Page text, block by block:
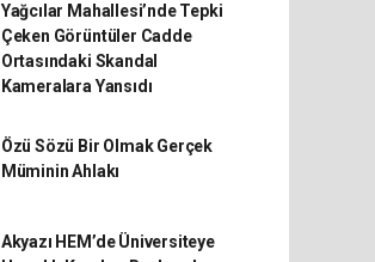
Yağcılar Mahallesi’nde Tepki
Çeken Görüntüler Cadde
Ortasındaki Skandal
Kameralara Yansıdı
Özü Sözü Bir Olmak Gerçek
Müminin Ahlakı
Akyazı HEM’de Üniversiteye